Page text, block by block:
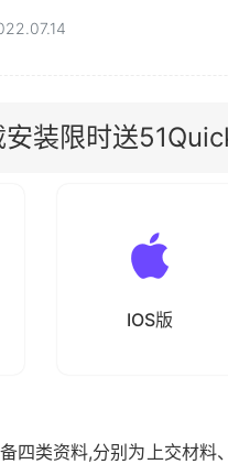
装限时送
IOS版
四类资料,分别为上交材